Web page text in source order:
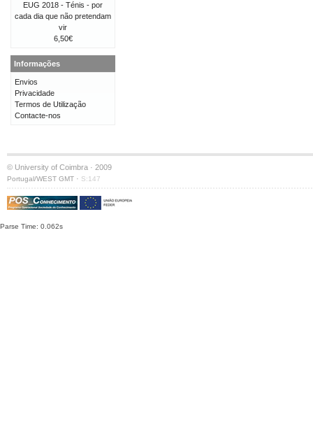
EUG 2018 - Ténis - por
cada dia que não pretendam
vir
6,50€
Informações
Envios
Privacidade
Termos de Utilização
Contacte-nos
© University of Coimbra · 2009
Portugal/WEST GMT · S:147
Parse Time: 0.062s